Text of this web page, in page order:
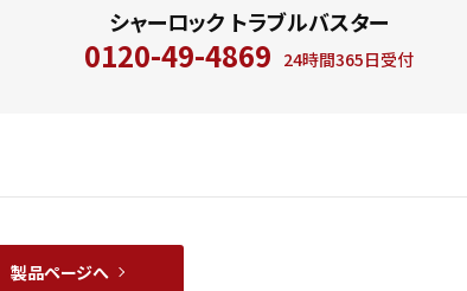
シャーロック トラブルバスター
0120-49-4869 24時間365日受付
製品ページへ